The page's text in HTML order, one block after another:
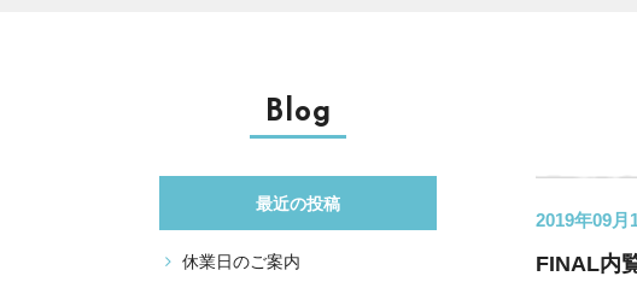
2019年09月
FINAL内
Blog
最近の投稿
休業日のご案内